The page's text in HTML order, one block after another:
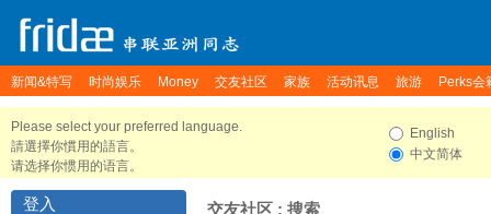
新闻&特写 时尚娱乐 Money 交友社区 家族 活动讯息 旅游 Perks会
Please select your preferred language.
請選擇你慣用的語言。
请选择你惯用的语言。
English
中文简体
登入 交友社区 : 搜索